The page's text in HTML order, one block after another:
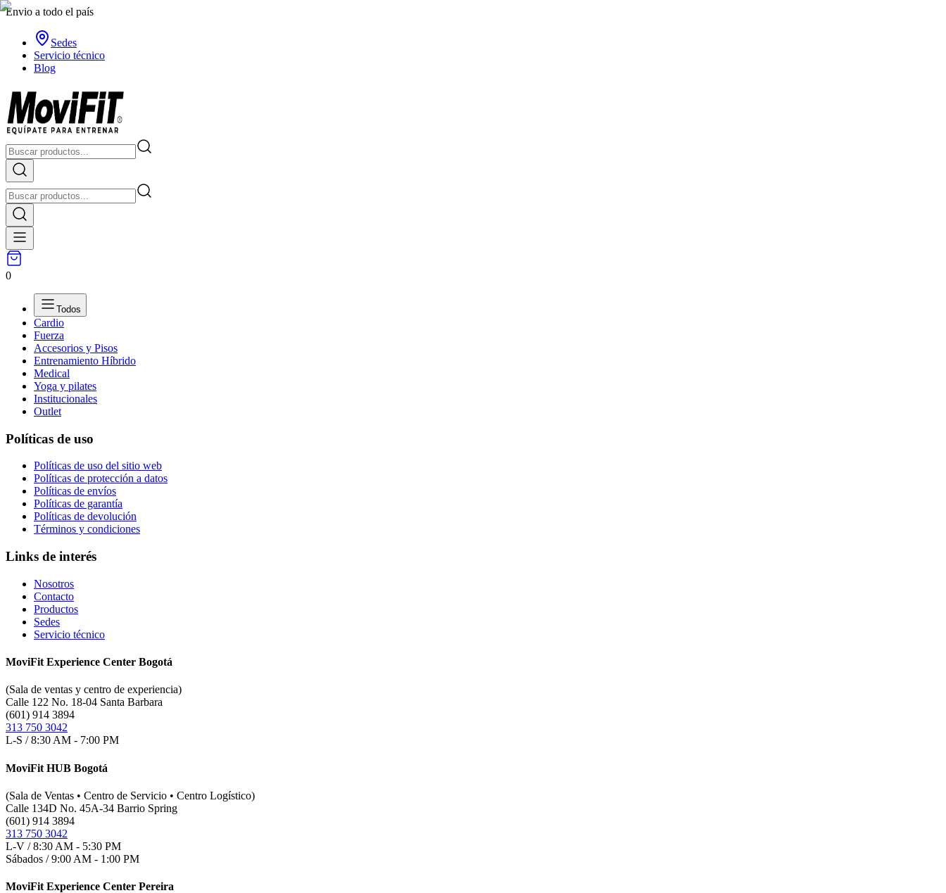
Envio a todo el país
Sedes
Servicio técnico
Blog
0
Todos
Cardio
Fuerza
Accesorios y Pisos
Entrenamiento Híbrido
Medical
Yoga y pilates
Institucionales
Outlet
Políticas de uso
Políticas de uso del sitio web
Políticas de protección a datos
Políticas de envíos
Políticas de garantía
Políticas de devolución
Términos y condiciones
Links de interés
Nosotros
Contacto
Productos
Sedes
Servicio técnico
MoviFit Experience Center Bogotá
(Sala de ventas y centro de experiencia)
Calle 122 No. 18-04 Santa Barbara
(601) 914 3894
313 750 3042
L-S / 8:30 AM - 7:00 PM
MoviFit HUB Bogotá
(Sala de Ventas • Centro de Servicio • Centro Logístico)
Calle 134D No. 45A-34 Barrio Spring
(601) 914 3894
313 750 3042
L-V / 8:30 AM - 5:30 PM
Sábados / 9:00 AM - 1:00 PM
MoviFit Experience Center Pereira